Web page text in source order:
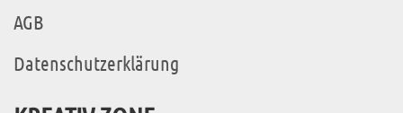
AGB
Datenschutzerklärung